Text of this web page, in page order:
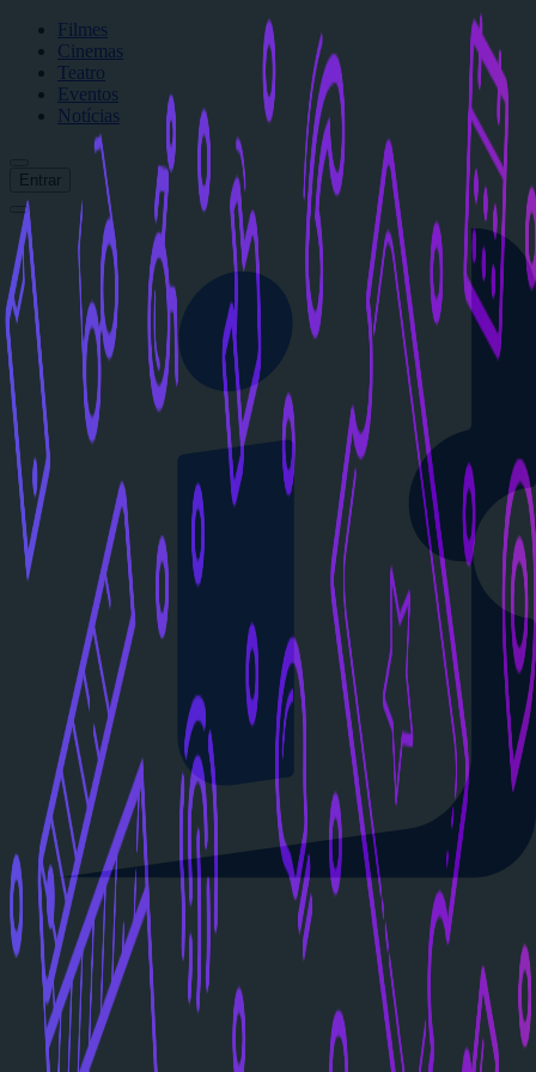
Filmes
Cinemas
Teatro
Eventos
Notícias
Entrar
Início
Filmes
Cinemas
Teatro
Eventos
Notícias